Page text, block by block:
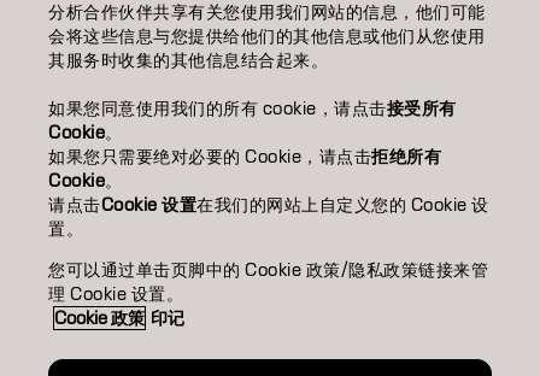
BECOME A PARTNER 成為合作夥伴
CONTACT US 聯絡我們
ImprintPrivacy PolicyCookie Policy Terms Of Use
Accessibility
HK | Chinese (Traditional)
分析合作伙伴共享有关您使用我们网站的信息，他们可能
会将这些信息与您提供给他们的其他信息或他们从您使用
其服务时收集的其他信息结合起来。
如果您同意使用我们的所有 cookie，请点击接受所有
Cookie。
如果您只需要绝对必要的 Cookie，请点击拒绝所有
Cookie。
请点击Cookie 设置在我们的网站上自定义您的 Cookie 设
置。
您可以通过单击页脚中的 Cookie 政策/隐私政策链接来管
理 Cookie 设置。
Cookie 政策 印记